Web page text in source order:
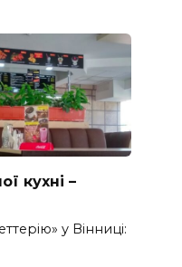
кухні –
у Вінниці: